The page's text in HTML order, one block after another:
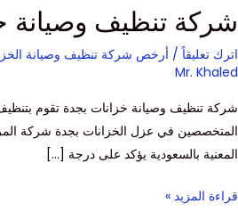
شركة تنظيف وصيانة
اترك تعليقاً / أرخص شركة تنظيف وصيانة
Mr. Khaled
شركة تنظيف وصيانة خزانات بجدة تقوم
المتخصصين في عزل الخزانات بجدة شركة
المعنية بالسعودية يؤكد على درجة […]
قراءة المزيد »